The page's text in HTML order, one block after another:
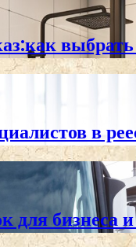
в
для бизнеса